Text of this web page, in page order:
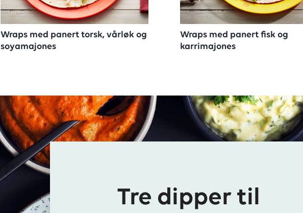
Wraps med panert torsk, vårløk og
soyamajones
Wraps med panert fisk og
karrimajones
Tre dipper til